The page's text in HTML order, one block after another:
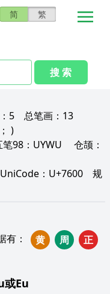
简 繁
搜 索
5 总笔画： 13
)
98： UYWU 仓颉：
UniCode： U+7600 规
有 ： 黄 周
正
或Eu